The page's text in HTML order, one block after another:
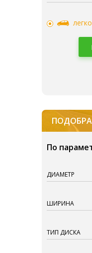
По
ДИАМЕТР
ШИРИНА
ТИП ДИСКА